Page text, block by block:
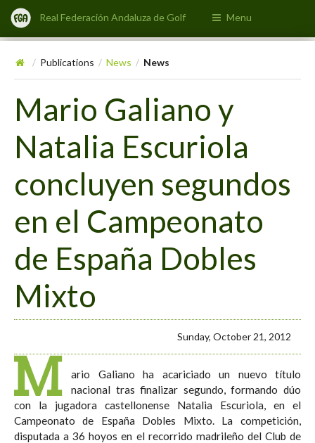
Real Federación Andaluza de Golf Menu
/ Publications / News / News
Mario Galiano y
Natalia Escuriola
concluyen segundos
en el Campeonato
de España Dobles
Mixto
Sunday, October 21, 2012
M
ario Galiano ha acariciado un nuevo título
nacional tras finalizar segundo, formando dúo
con la jugadora castellonense Natalia Escuriola, en el
Campeonato de España Dobles Mixto. La competición,
disputada a 36 hoyos en el recorrido madrileño del Club de